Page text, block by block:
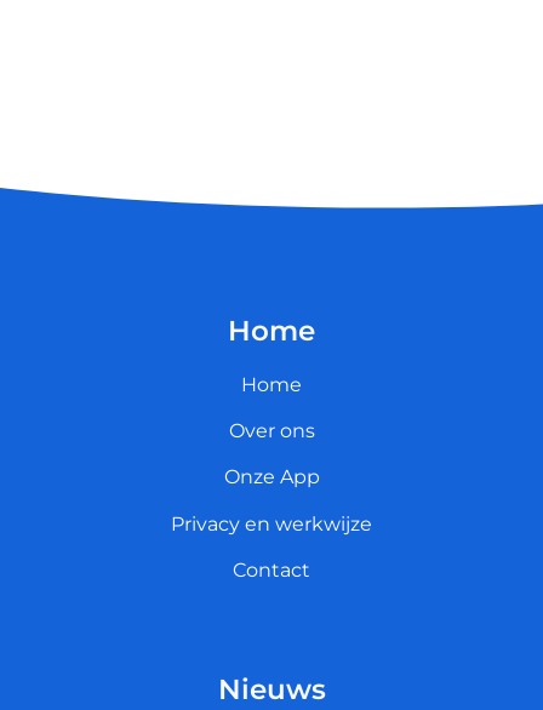
Home
Home
Over ons
Onze App
Privacy en werkwijze
Contact
Nieuws